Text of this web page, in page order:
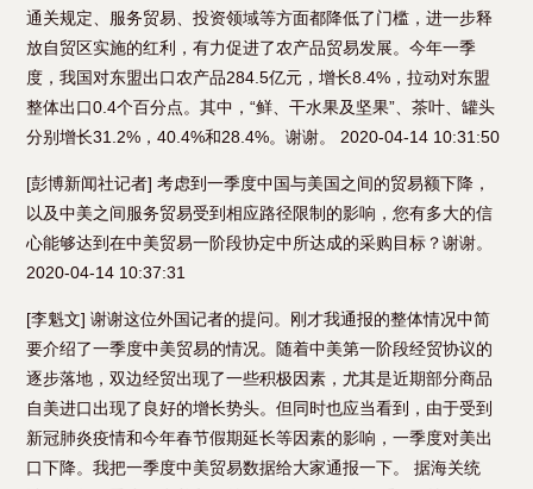
通关规定、服务贸易、投资领域等方面都降低了门槛，进一步释
放自贸区实施的红利，有力促进了农产品贸易发展。今年一季
度，我国对东盟出口农产品284.5亿元，增长8.4%，拉动对东盟
整体出口0.4个百分点。其中，“鲜、干水果及坚果”、茶叶、罐头
分别增长31.2%，40.4%和28.4%。谢谢。 2020-04-14 10:31:50
[彭博新闻社记者] 考虑到一季度中国与美国之间的贸易额下降，
以及中美之间服务贸易受到相应路径限制的影响，您有多大的信
心能够达到在中美贸易一阶段协定中所达成的采购目标？谢谢。
2020-04-14 10:37:31
[李魁文] 谢谢这位外国记者的提问。刚才我通报的整体情况中简
要介绍了一季度中美贸易的情况。随着中美第一阶段经贸协议的
逐步落地，双边经贸出现了一些积极因素，尤其是近期部分商品
自美进口出现了良好的增长势头。但同时也应当看到，由于受到
新冠肺炎疫情和今年春节假期延长等因素的影响，一季度对美出
口下降。我把一季度中美贸易数据给大家通报一下。 据海关统